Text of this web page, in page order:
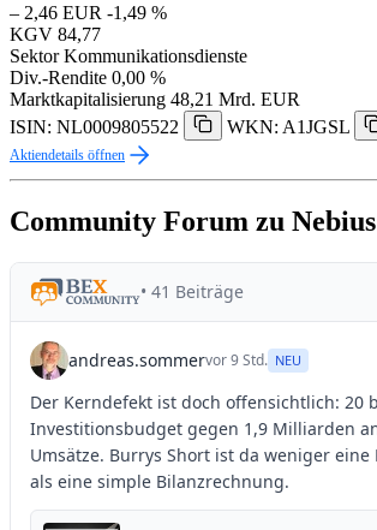
– 2,46 EUR -1,49 %
KGV 84,77
Sektor Kommunikationsdienste
Div.-Rendite 0,00 %
Marktkapitalisierung 48,21 Mrd. EUR
ISIN: NL0009805522
WKN: A1JGSL
Aktiendetails öffnen
Community Forum zu Nebius